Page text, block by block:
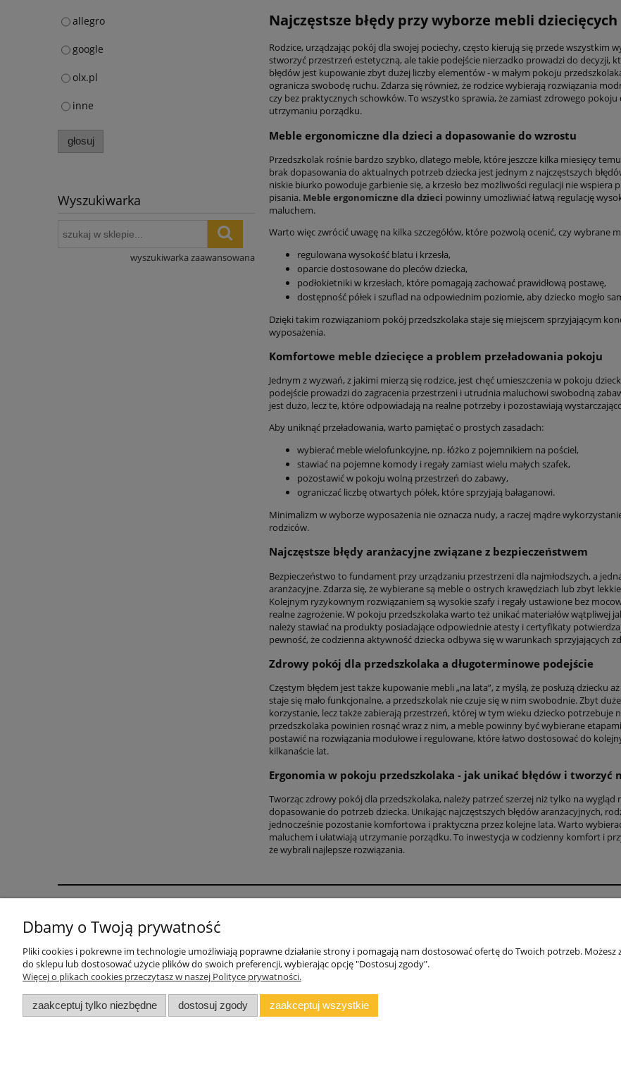
allegro
google
olx.pl
inne
głosuj
Wyszukiwarka
wyszukiwarka zaawansowana
Najczęstsze błędy przy wyborze mebli dziecięcych
Rodzice, urządzając pokój dla swojej pociechy, często kierują się przede wszystkim
stworzyć przestrzeń estetyczną, ale takie podejście nierzadko prowadzi do decyzji,
błędów jest kupowanie zbyt dużej liczby elementów - w małym pokoju
ogranicza swobodę ruchu. Zdarza się również, że rodzice wybierają rozwiązania
czy bez praktycznych schowków. To wszystko sprawia, że zamiast zdrowego
utrzymaniu porządku.
Meble ergonomiczne dla dzieci a dopasowanie do wzrostu
Przedszkolak rośnie bardzo szybko, dlatego meble, które jeszcze kilka miesięcy
brak dopasowania do aktualnych potrzeb dziecka jest jednym z najczęstszych
niskie biurko powoduje garbienie się, a krzesło bez możliwości regulacji nie
pisania. Meble ergonomiczne dla dzieci powinny umożliwiać łatwą regulację
maluchem.
Warto więc zwrócić uwagę na kilka szczegółów, które pozwolą ocenić, czy wybrane
regulowana wysokość blatu i krzesła,
oparcie dostosowane do pleców dziecka,
podłokietniki w krzesłach, które pomagają zachować prawidłową postawę,
dostępność półek i szuflad na odpowiednim poziomie, aby dziecko mogło
Dzięki takim rozwiązaniom pokój przedszkolaka staje się miejscem sprzyjającym
wyposażenia.
Komfortowe meble dziecięce a problem przeładowania pokoju
Jednym z wyzwań, z jakimi mierzą się rodzice, jest chęć umieszczenia w pokoju
podejście prowadzi do zagracenia przestrzeni i utrudnia maluchowi swobodną
jest dużo, lecz te, które odpowiadają na realne potrzeby i pozostawiają
Aby uniknąć przeładowania, warto pamiętać o prostych zasadach:
wybierać meble wielofunkcyjne, np. łóżko z pojemnikiem na pościel,
stawiać na pojemne komody i regały zamiast wielu małych szafek,
pozostawić w pokoju wolną przestrzeń do zabawy,
ograniczać liczbę otwartych półek, które sprzyjają bałaganowi.
Minimalizm w wyborze wyposażenia nie oznacza nudy, a raczej mądre
rodziców.
Najczęstsze błędy aranżacyjne związane z bezpieczeństwem
Bezpieczeństwo to fundament przy urządzaniu przestrzeni dla najmłodszych, a
aranżacyjne. Zdarza się, że wybierane są meble o ostrych krawędziach lub zbyt
Kolejnym ryzykownym rozwiązaniem są wysokie szafy i regały ustawione bez
realne zagrożenie. W pokoju przedszkolaka warto też unikać materiałów wątpliwej
należy stawiać na produkty posiadające odpowiednie atesty i certyfikaty
pewność, że codzienna aktywność dziecka odbywa się w warunkach sprzyjających
Zdrowy pokój dla przedszkolaka a długoterminowe podejście
Częstym błędem jest także kupowanie mebli „na lata”, z myślą, że posłużą dziecku
staje się mało funkcjonalne, a przedszkolak nie czuje się w nim swobodnie. Zbyt
korzystanie, lecz także zabierają przestrzeń, której w tym wieku dziecko potrzebuje
przedszkolaka powinien rosnąć wraz z nim, a meble powinny być wybierane
postawić na rozwiązania modułowe i regulowane, które łatwo dostosować do
kilkanaście lat.
Ergonomia w pokoju przedszkolaka - jak unikać błędów i tworzyć
Tworząc zdrowy pokój dla przedszkolaka, należy patrzeć szerzej niż tylko na
dopasowanie do potrzeb dziecka. Unikając najczęstszych błędów aranżacyjnych,
jednocześnie pozostanie komfortowa i praktyczna przez kolejne lata. Warto
maluchem i ułatwiają utrzymanie porządku. To inwestycja w codzienny komfort i
że wybrali najlepsze rozwiązania.
INSTRUKCJE MONTAŻU
Jak wycenić zestaw mebli
Blog
Regulamin ZAKUPY, ZWROTY, REKLAMACJE
Dbamy o Twoją prywatność
Pliki cookies i pokrewne im technologie umożliwiają poprawne działanie strony i pomagają nam dostosować ofertę do Twoich potrzeb.
do sklepu lub dostosować użycie plików do swoich preferencji, wybierając opcję "Dostosuj zgody".
Więcej o plikach cookies przeczytasz w naszej Polityce prywatności.
zaakceptuj tylko niezbędne dostosuj zgody zaakceptuj wszystkie